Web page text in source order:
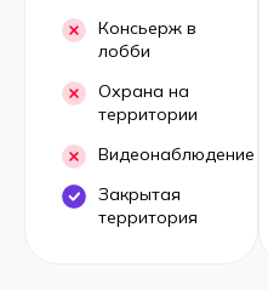
Консьерж в
лобби
Охрана на
территории
Видеонаблюдение
Закрытая
территория